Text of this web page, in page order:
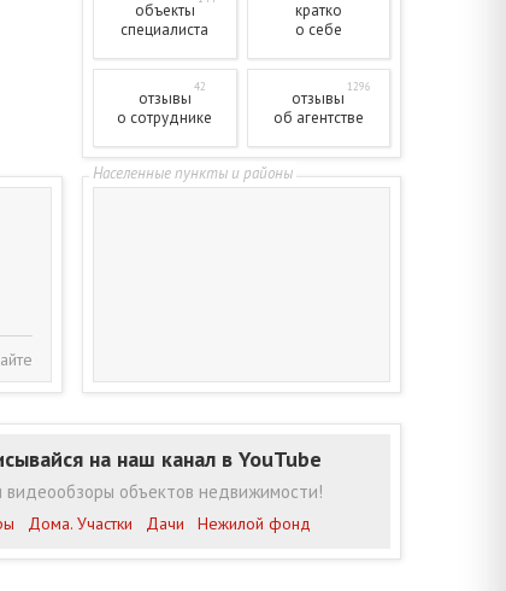
объекты
специалиста
кратко
о себе
отзывы
42
о сотруднике
отзывы
1296
об агентстве
на наш канал в YouTube
видеообзоры объектов недвижимости!
Дома. Участки Дачи Нежилой фонд